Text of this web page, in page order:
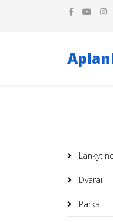
Dvarai
Parkai